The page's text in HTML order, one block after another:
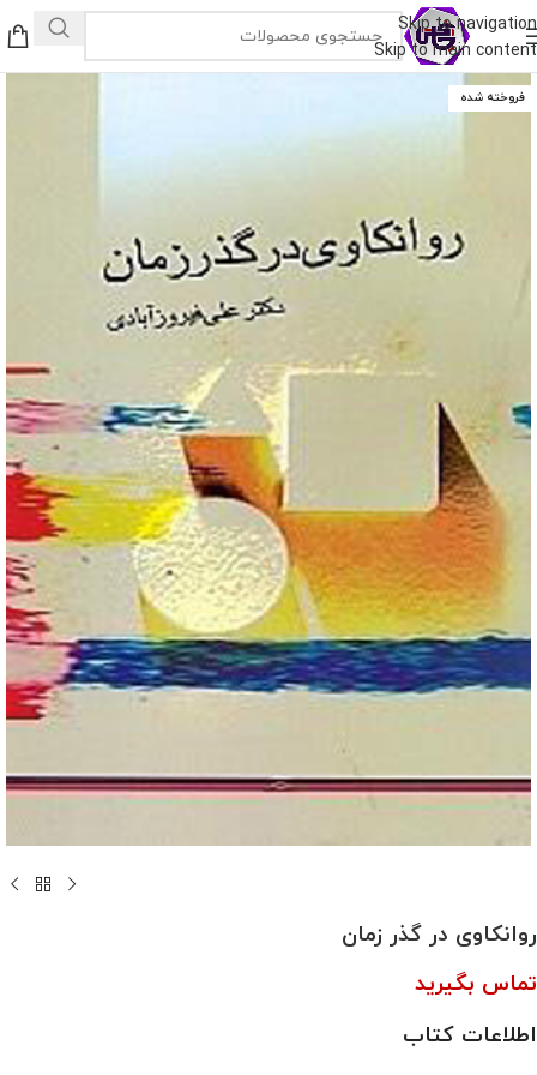
Skip to navigation
Skip to main content
فروخته شده
روانکاوی در گذر زمان
تماس بگیرید
اطلاعات کتاب